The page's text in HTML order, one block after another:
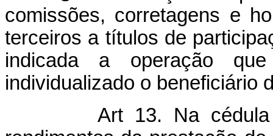
comissões, corretagens e
terceiros a títulos de
indicada a operação
individualizado o beneficiário
Art 13. Na